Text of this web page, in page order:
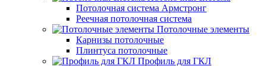
Потолочная система Армстронг
Реечная потолочная система
Потолочные элементы
Карнизы потолочные
Плинтуса потолочные
Профиль для ГКЛ